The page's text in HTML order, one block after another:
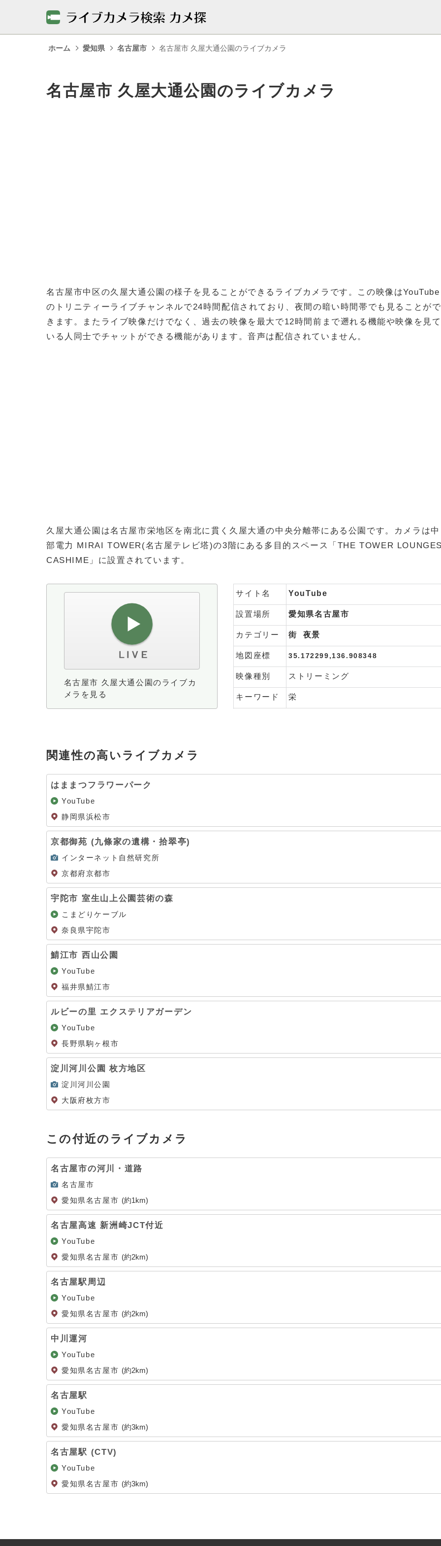
ホーム 愛知県 名古屋市 名古屋市 久屋大通公園のライブカメラ
名古屋市 久屋大通公園のライブカメラ
名古屋市中区の久屋大通公園の様子を見ることができるライブカメラです。この映像はYouTube
のトリニティーライブチャンネルで24時間配信されており、夜間の暗い時間帯でも見ることがで
きます。またライブ映像だけでなく、過去の映像を最大で12時間前まで遡れる機能や映像を見て
いる人同士でチャットができる機能があります。音声は配信されていません。
久屋大通公園は名古屋市栄地区を南北に貫く久屋大通の中央分離帯にある公園です。カメラは中
部電力 MIRAI TOWER(名古屋テレビ塔)の3階にある多目的スペース「THE TOWER
CASHIME」に設置されています。
名古屋市 久屋大通公園のライブカ
メラを見る
サイト名 YouTube
設置場所 愛知県名古屋市
カテゴリー 街 夜景
地図座標 35.172299,136.908348
映像種別 ストリーミング
キーワード 栄
関連性の高いライブカメラ
はままつフラワーパーク
YouTube
静岡県浜松市
京都御苑 (九條家の遺構・拾翠亭)
インターネット自然研究所
京都府京都市
宇陀市 室生山上公園芸術の森
こまどりケーブル
奈良県宇陀市
鯖江市 西山公園
YouTube
福井県鯖江市
ルビーの里 エクステリアガーデン
YouTube
長野県駒ヶ根市
淀川河川公園 枚方地区
淀川河川公園
大阪府枚方市
この付近のライブカメラ
名古屋市の河川・道路
名古屋市
愛知県名古屋市 (約1km)
名古屋高速 新洲崎JCT付近
YouTube
愛知県名古屋市 (約2km)
名古屋駅周辺
YouTube
愛知県名古屋市 (約2km)
中川運河
YouTube
愛知県名古屋市 (約2km)
名古屋駅
YouTube
愛知県名古屋市 (約3km)
名古屋駅 (CTV)
YouTube
愛知県名古屋市 (約3km)